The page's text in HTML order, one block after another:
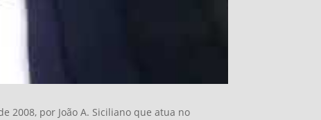
2008, por João A. Siciliano que atua no